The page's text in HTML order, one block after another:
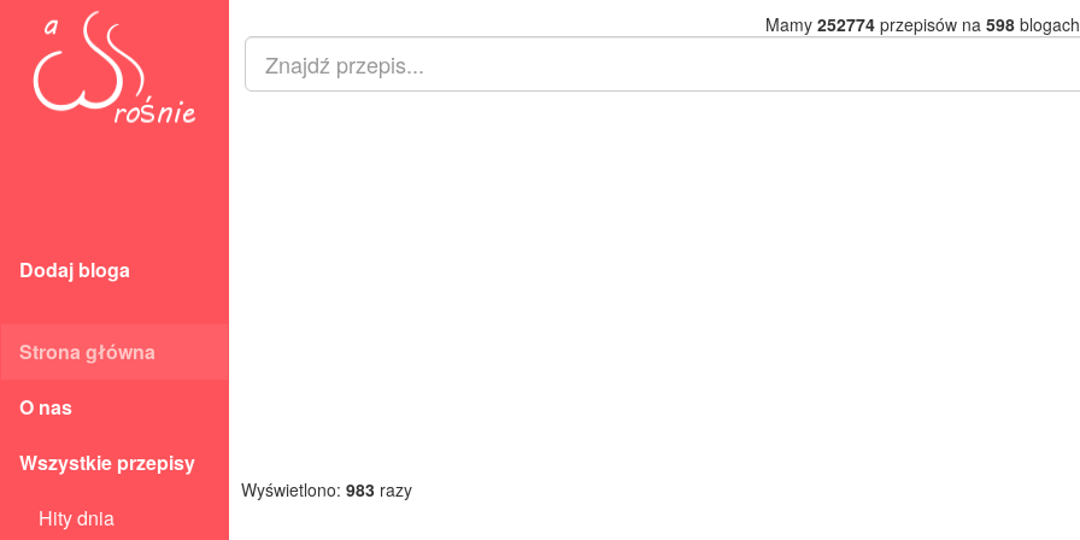
Dodaj bloga
Strona główna
O nas
Wszystkie przepisy
Hity dnia
Mamy 252774przepisów na 598
Wyświetlono: 983 razy